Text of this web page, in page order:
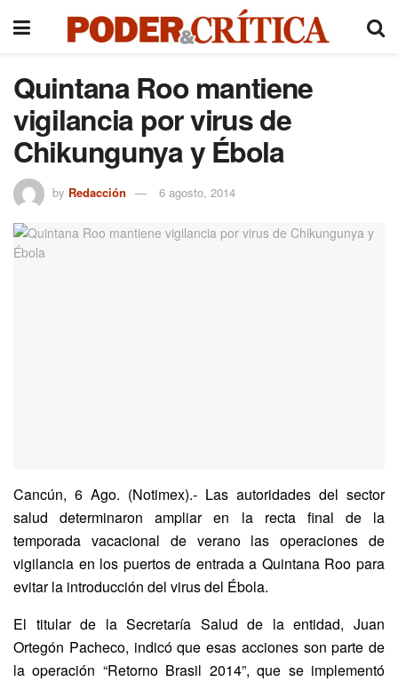
Quintana Roo mantiene
vigilancia por virus de
Chikungunya y Ébola
by Redacción 6 agosto, 2014
Cancún, 6 Ago. (Notimex).- Las autoridades del sector
salud determinaron ampliar en la recta final de la
temporada vacacional de verano las operaciones de
vigilancia en los puertos de entrada a Quintana Roo para
evitar la introducción del virus del Ébola.
El titular de la Secretaría Salud de la entidad, Juan
Ortegón Pacheco, indicó que esas acciones son parte de
la operación “Retorno Brasil 2014”, que se implementó